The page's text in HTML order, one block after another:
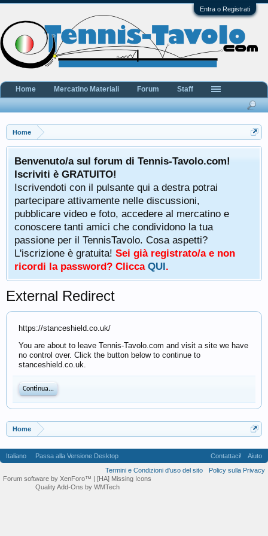
Entra o Registrati
Home
Benvenuto/a sul forum di Tennis-Tavolo.com!
Iscriviti è GRATUITO!
Iscrivendoti con il pulsante qui a destra potrai
partecipare attivamente nelle discussioni,
pubblicare video e foto, accedere al mercatino e
conoscere tanti amici che condividono la tua
passione per il TennisTavolo. Cosa aspetti?
L'iscrizione è gratuita! Sei già registrato/a e non
ricordi la password? Clicca QUI.
External Redirect
https://stanceshield.co.uk/
You are about to leave Tennis-Tavolo.com and visit a site we have
no control over. Click the button below to continue to
stanceshield.co.uk.
Continua...
Home
Home Mercatino Materiali Forum Staff
Italiano Passa alla Versione Desktop Contattaci!
Aiuto
Termini e Condizioni d'uso del sito
Policy sulla Privacy
Forum software by XenForo™ | [HA] Missing Icons
Quality Add-Ons by WMTech